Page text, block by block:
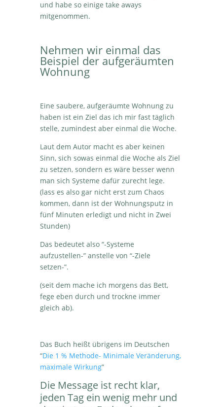
und habe so einige take aways
mitgenommen.
Nehmen wir einmal das
Beispiel der aufgeräumten
Wohnung
Eine saubere, aufgeräumte Wohnung zu
haben ist ein Ziel das ich mir fast täglich
stelle, zumindest aber einmal die Woche.
Laut dem Autor macht es aber keinen
Sinn, sich sowas einmal die Woche als Ziel
zu setzen, sondern es wäre besser wenn
man sich Systeme dafür zurecht lege.
(lass es also gar nicht erst zum Chaos
kommen, dann ist der Wohnungsputz in
fünf Minuten erledigt und nicht in Zwei
Stunden)
Das bedeutet also “-Systeme
aufzustellen-” anstelle von “-Ziele
setzen-”.
(seit dem mache ich morgens das Bett,
fege eben durch und trockne immer
gleich ab).
Das Buch heißt übrigens im Deutschen
“Die 1 % Methode- Minimale Veränderung,
maximale Wirkung”
Die Message ist recht klar,
jeden Tag ein wenig mehr und